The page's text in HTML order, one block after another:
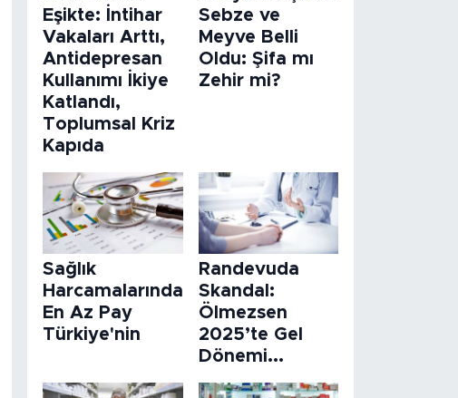
Eşikte: İntihar
Vakaları Arttı,
Antidepresan
Kullanımı İkiye
Katlandı,
Toplumsal Kriz
Kapıda
Sebze ve
Meyve Belli
Oldu: Şifa mı
Zehir mi?
Sağlık
Harcamalarında
En Az Pay
Türkiye'nin
Randevuda
Skandal:
Ölmezsen
2025’te Gel
Dönemi...